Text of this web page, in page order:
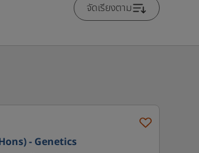
จัดเรียงตาม
- Genetics